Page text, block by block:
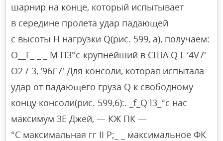
шарнир на конце, который испытывает
в середине пролета удар падающей
с высоты H нагрузки Q(рис. 599, а), получаем:
О__Г_ _ _ М П3°с-крупнейший в США Q L ’4V7′
О2 / 3, ’96£7′ Для консоли, которая испытала
удар от падающего груза Q к свободному
концу консоли(рис. 599,6):. _f_Q l3_°с нас
максимум 3Е Джей, — КЖ ПК —
°C максимальная гг II Р;_ _ максимальное ФК